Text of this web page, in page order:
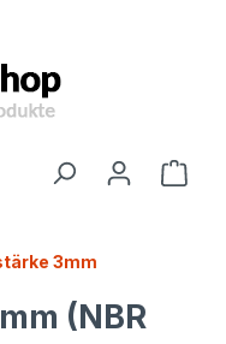
3mm
(NBR